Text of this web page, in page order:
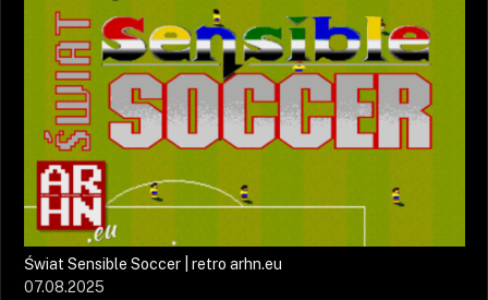
Świat Sensible Soccer | retro arhn.eu
07.08.2025